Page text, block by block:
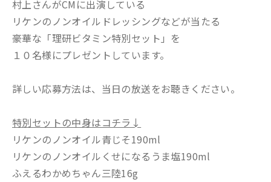
村上さんがCMに出演している
リケンのノンオイルドレッシングなどが当たる
豪華な「理研ビタミン特別セット」を
１０名様にプレゼントしています。
詳しい応募方法は、当日の放送をお聴きください。
特別セットの中身はコチラ↓
リケンのノンオイル青じそ190ml
リケンのノンオイルくせになるうま塩190ml
ふえるわかめちゃん三陸16g